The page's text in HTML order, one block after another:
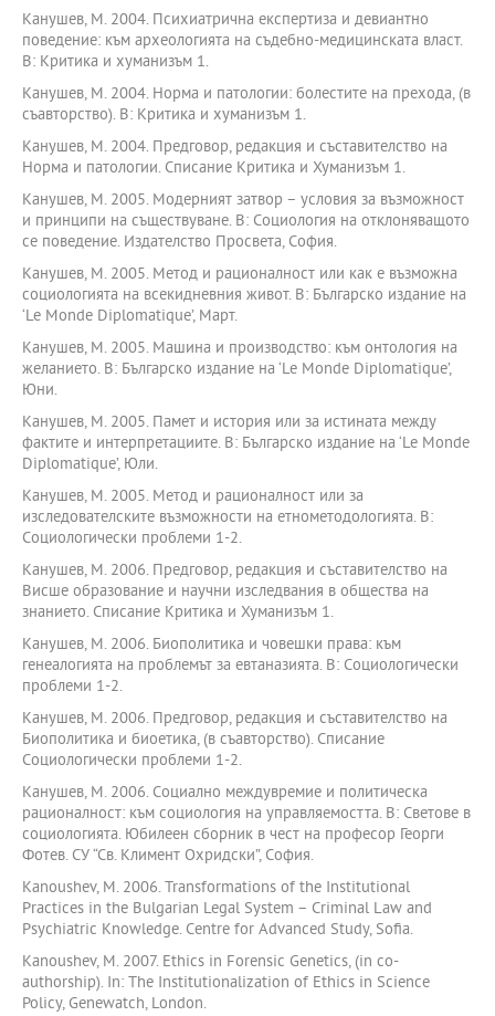
Канушев, М. 2004. Психиатрична експертиза и девиантно
поведение: към археологията на съдебно-медицинската власт.
В: Критика и хуманизъм 1.
Канушев, М. 2004. Норма и патологии: болестите на прехода, (в
съавторство). В: Критика и хуманизъм 1.
Канушев, М. 2004. Предговор, редакция и съставителство на
Норма и патологии. Списание Критика и Хуманизъм 1.
Канушев, М. 2005. Модерният затвор – условия за възможност
и принципи на съществуване. В: Социология на отклоняващото
се поведение. Издателство Просвета, София.
Канушев, М. 2005. Метод и рационалност или как е възможна
социологията на всекидневния живот. В: Българско издание на
‘Le Monde Diplomatique’, Март.
Канушев, М. 2005. Машина и производство: към онтология на
желанието. В: Българско издание на ‘Le Monde Diplomatique’,
Юни.
Канушев, М. 2005. Памет и история или за истината между
фактите и интерпретациите. В: Българско издание на ‘Le Monde
Diplomatique’, Юли.
Канушев, М. 2005. Метод и рационалност или за
изследователските възможности на етнометодологията. В:
Социологически проблеми 1-2.
Канушев, М. 2006. Предговор, редакция и съставителство на
Висше образование и научни изследвания в общества на
знанието. Списание Критика и Хуманизъм 1.
Канушев, М. 2006. Биополитика и човешки права: към
генеалогията на проблемът за евтаназията. В: Социологически
проблеми 1-2.
Канушев, М. 2006. Предговор, редакция и съставителство на
Биополитика и биоетика, (в съавторство). Списание
Социологически проблеми 1-2.
Канушев, М. 2006. Социално междувремие и политическа
рационалност: към социология на управляемостта. В: Светове в
социологията. Юбилеен сборник в чест на професор Георги
Фотев. СУ “Св. Климент Охридски”, София.
Kanoushev, М. 2006. Transformations of the Institutional
Practices in the Bulgarian Legal System – Criminal Law and
Psychiatric Knowledge. Centre for Advanced Study, Sofia.
Kanoushev, M. 2007. Ethics in Forensic Genetics, (in co-
authorship). In: The Institutionalization of Ethics in Science
Policy, Genewatch, London.